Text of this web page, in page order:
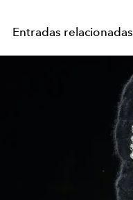
Entradas relacionadas